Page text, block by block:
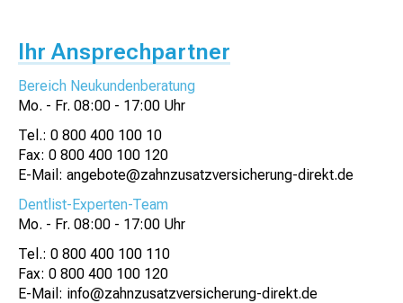
Ihr Ansprechpartner
Bereich Neukundenberatung
Mo. - Fr. 08:00 - 17:00 Uhr
Tel.: 0 800 400 100 10
Fax: 0 800 400 100 120
E-Mail: angebote@zahnzusatzversicherung-direkt.de
Dentlist-Experten-Team
Mo. - Fr. 08:00 - 17:00 Uhr
Tel.: 0 800 400 100 110
Fax: 0 800 400 100 120
E-Mail: info@zahnzusatzversicherung-direkt.de